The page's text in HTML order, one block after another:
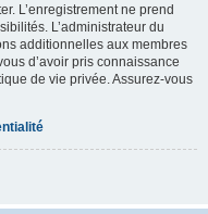
L’enregistrement ne prend
L’administrateur du
additionnelles aux membres
d’avoir pris connaissance
de vie privée. Assurez-vous